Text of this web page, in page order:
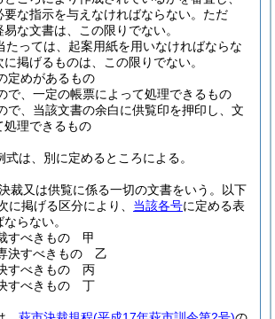
な指示を与えなければならない。 ただ
な文書は、この限りでない。
たっては、起案用紙を用いなければならな
掲げるものは、この限りでない。
定めがあるもの
で、一定の帳票によって処理できるもの
で、当該文書の余白に供覧印を押印し、文
処理できるもの
式は、別に定めるところによる。
裁又は供覧に係る一切の文書をいう。以下
に掲げる区分により、 当該各号に定める表
らない。
すべきもの 甲
決すべきもの 乙
すべきもの 丙
すべきもの 丁